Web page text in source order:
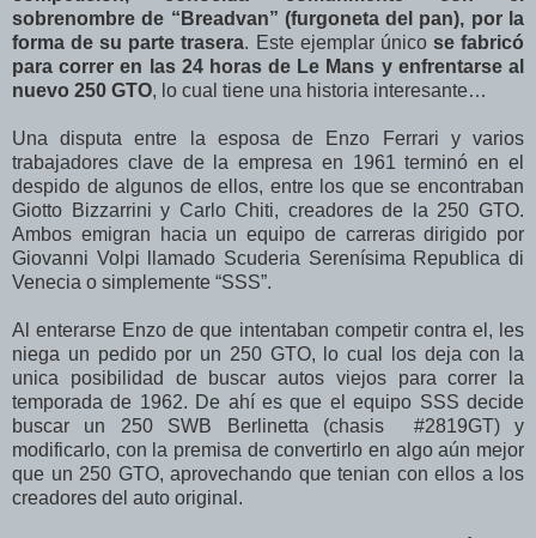
sobrenombre de “Breadvan” (furgoneta del pan), por la
forma de su parte trasera. Este ejemplar único se fabricó
para correr en las 24 horas de Le Mans y enfrentarse al
nuevo 250 GTO, lo cual tiene una historia interesante…
Una disputa entre la esposa de Enzo Ferrari y varios
trabajadores clave de la empresa en 1961 terminó en el
despido de algunos de ellos, entre los que se encontraban
Giotto Bizzarrini y Carlo Chiti, creadores de la 250 GTO.
Ambos emigran hacia un equipo de carreras dirigido por
Giovanni Volpi llamado Scuderia Serenísima Republica di
Venecia o simplemente “SSS”.
Al enterarse Enzo de que intentaban competir contra el, les
niega un pedido por un 250 GTO, lo cual los deja con la
unica posibilidad de buscar autos viejos para correr la
temporada de 1962. De ahí es que el equipo SSS decide
buscar un 250 SWB Berlinetta (chasis #2819GT) y
modificarlo, con la premisa de convertirlo en algo aún mejor
que un 250 GTO, aprovechando que tenian con ellos a los
creadores del auto original.